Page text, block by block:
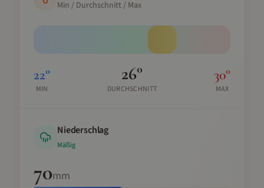
Min / Durchschnitt / Max
22°
MIN
26°
DURCHSCHNITT
30°
MAX
Niederschlag
Mäßig
70mm